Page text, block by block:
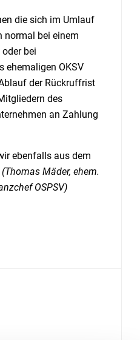
die sich im Umlauf
normal bei einem
bei
ehemaligen OKSV
der Rückruffrist
des
an Zahlung
ebenfalls aus dem
(Thomas Mäder, ehem.
OSPSV)